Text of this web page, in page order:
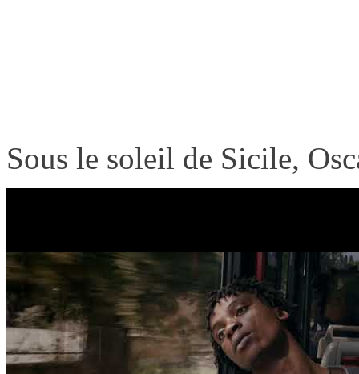
Sous le soleil de Sicile,
vivote grâce aux petits
paroisse. Tous deux ont le
meilleure…